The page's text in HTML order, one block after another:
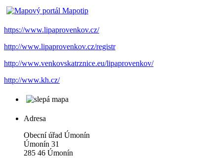
https://www.lipaprovenkov.cz/
http://www.lipaprovenkov.cz/registr
http://www.venkovskatrznice.eu/lipaprovenkov/
http://www.kh.cz/
Adresa
Obecní úřad Úmonín
Úmonín 31
285 46 Úmonín